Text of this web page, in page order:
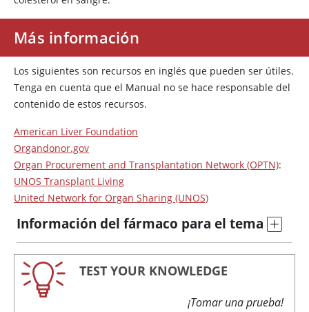
Más información
Los siguientes son recursos en inglés que pueden ser útiles.
Tenga en cuenta que el Manual no se hace responsable del
contenido de estos recursos.
American Liver Foundation
Organdonor.gov
Organ Procurement and Transplantation Network (OPTN):
UNOS Transplant Living
United Network for Organ Sharing (UNOS)
Información del fármaco para el tema
TEST YOUR KNOWLEDGE
¡Tomar una prueba!